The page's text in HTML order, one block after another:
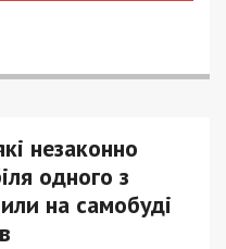
незаконно
одного з
на самобуді